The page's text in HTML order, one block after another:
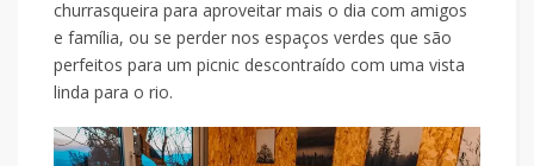
churrasqueira para aproveitar mais o dia com amigos
e família, ou se perder nos espaços verdes que são
perfeitos para um picnic descontraído com uma vista
linda para o rio.